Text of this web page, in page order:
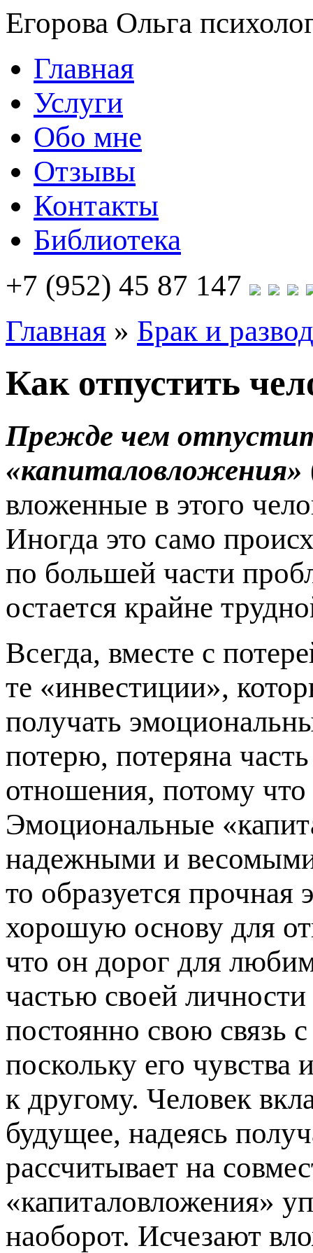
Егорова Ольга
Главная
Услуги
Обо мне
Отзывы
Контакты
Библиотека
+7 (952) 45 87 147
Главная » Брак и развод
Как отпустить
Прежде чем
«капиталовложения»
вложенные в этого
Иногда это само
по большей части
остается крайне
Всегда, вместе с
те «инвестиции»,
получать
потерю, потеряна
отношения, потому
Эмоциональные
надежными и
то образуется
хорошую основу для
что он дорог для
частью своей
постоянно свою связь
поскольку его
к другому. Человек
будущее, надеясь
рассчитывает на
«капиталовложения»
наоборот. Исчезают